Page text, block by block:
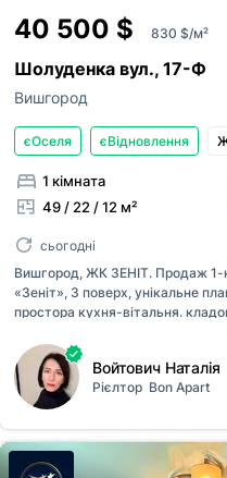
40 500 $ 830 $/м²
Шолуденка вул., 17-Ф
Вишгород
єОселя єВідновлення
1 кімната
49 / 22 / 12 м²
сьогодні
Вишгород, ЖК ЗЕНІТ. Продаж 1-
«Зеніт», 3 поверх, унікальне
простора кухня-вітальня.
готові. Створено ОСББ. Будинок
комунікацій та підписання
хв до Києва, поруч зона
На перших поверхах будуть
сервіси, служба експлуатації;
утепленням з мінеральної вати
Комплексне озеленення, дитячі
Войтович Наталія
Рієлтор Bon Apart